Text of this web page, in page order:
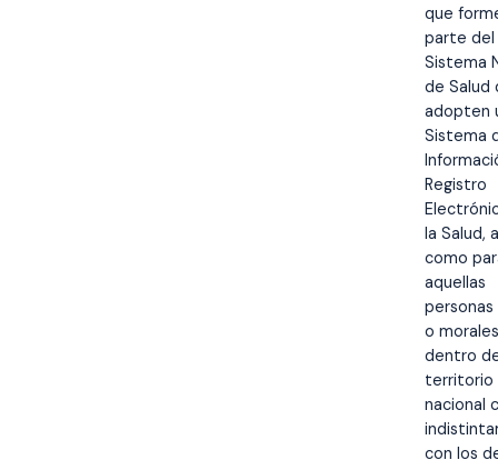
que
parte del
Sistema
de Salud
adopten
Sistema
Registro
la Salud,
como
aquellas
personas
o
dentro
territorio
nacional
con los